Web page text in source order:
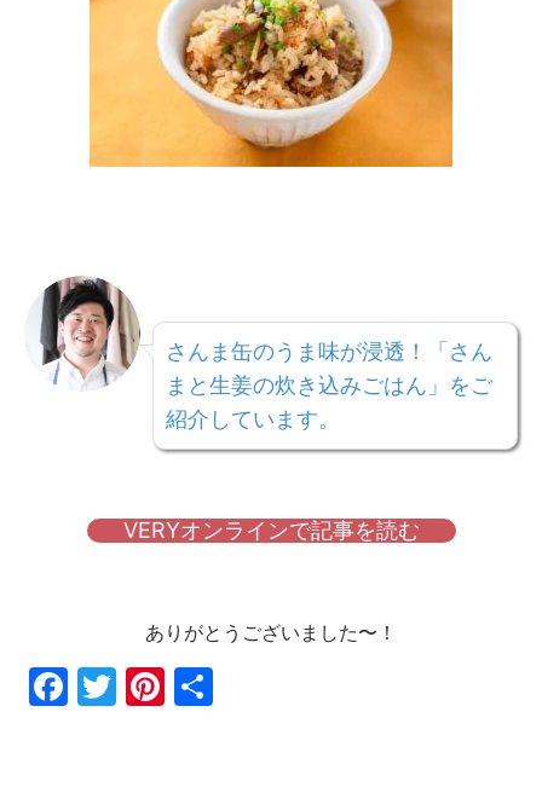
さんま缶のうま味が浸透！「さん
まと生姜の炊き込みごはん」をご
紹介しています。
VERYオンラインで記事を読む
ありがとうございました〜！
Fac
Twi
Pin